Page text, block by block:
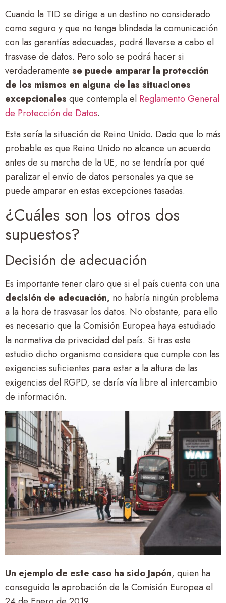
Cuando la TID se dirige a un destino no considerado
como seguro y que no tenga blindada la comunicación
con las garantías adecuadas, podrá llevarse a cabo el
trasvase de datos. Pero solo se podrá hacer si
verdaderamente se puede amparar la protección
de los mismos en alguna de las situaciones
excepcionales que contempla el Reglamento General
de Protección de Datos.
Esta sería la situación de Reino Unido. Dado que lo más
probable es que Reino Unido no alcance un acuerdo
antes de su marcha de la UE, no se tendría por qué
paralizar el envío de datos personales ya que se
puede amparar en estas excepciones tasadas.
¿Cuáles son los otros dos
supuestos?
Decisión de adecuación
Es importante tener claro que si el país cuenta con una
decisión de adecuación, no habría ningún problema
a la hora de trasvasar los datos. No obstante, para ello
es necesario que la Comisión Europea haya estudiado
la normativa de privacidad del país. Si tras este
estudio dicho organismo considera que cumple con las
exigencias suficientes para estar a la altura de las
exigencias del RGPD, se daría vía libre al intercambio
de información.
Un ejemplo de este caso ha sido Japón, quien ha
conseguido la aprobación de la Comisión Europea el